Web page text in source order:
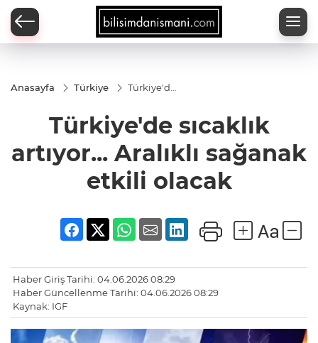
Anasayfa Türkiye
Türkiye'de
Aralıklı
sağanak
olacak
Türkiye'de sıcaklık
artıyor... Aralıklı sağanak
etkili olacak
Haber Giriş Tarihi: 04.06.2026 08:29
Haber Güncellenme Tarihi: 04.06.2026 08:29
Kaynak: IGF